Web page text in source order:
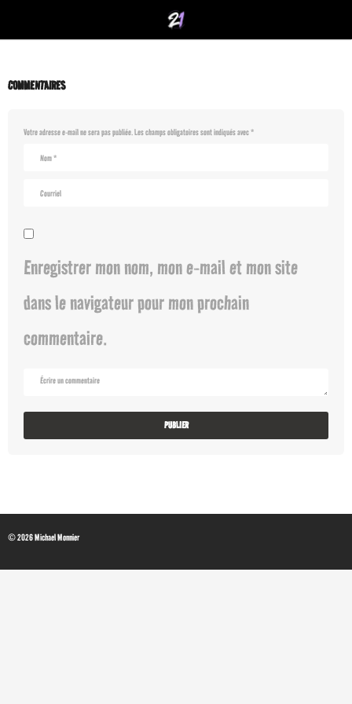
COMMENTAIRES
Votre adresse e-mail ne sera pas publiée.Les champs obligatoires sont indiqués avec*
Enregistrer mon nom, mon e-mail et mon site
dans le navigateur pour mon prochain
commentaire.
© 2026 Michael Monnier